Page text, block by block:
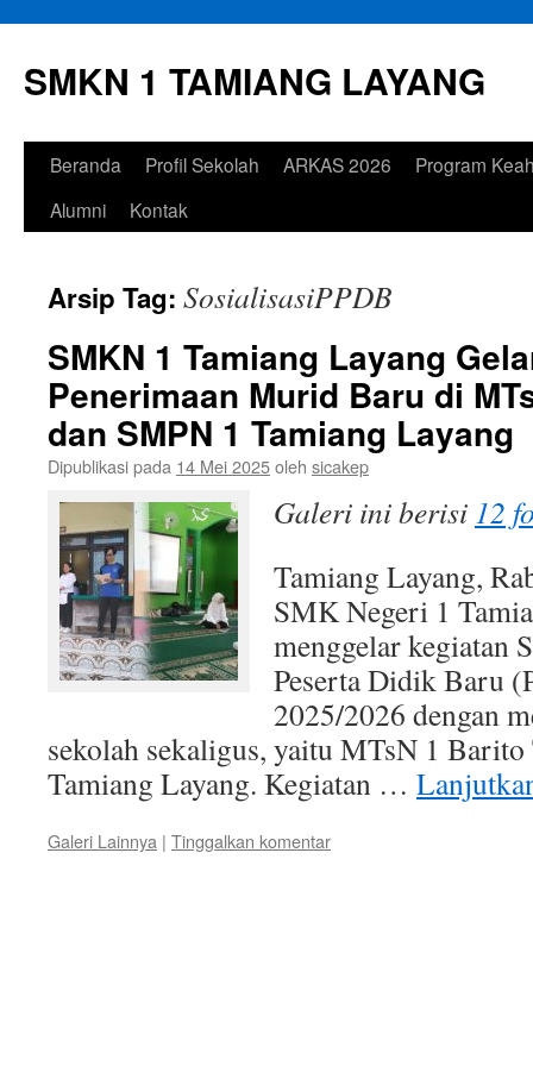
isi
SMKN 1 TAMIANG LAYANG
Beranda Profil Sekolah ARKAS 2026
Program
Alumni
Kontak
Arsip Tag: SosialisasiPPDB
SMKN 1 Tamiang Layang
Penerimaan Murid Baru di
dan SMPN 1 Tamiang Layang
Dipublikasi pada 14 Mei 2025oleh sicakep
Galeri ini berisi 12
Tamiang Layang,
SMK Negeri 1
menggelar kegiatan
Peserta Didik Baru
2025/2026 dengan
sekolah sekaligus, yaitu MTsN 1
Tamiang Layang. Kegiatan …
Galeri Lainnya | Tinggalkan komentar